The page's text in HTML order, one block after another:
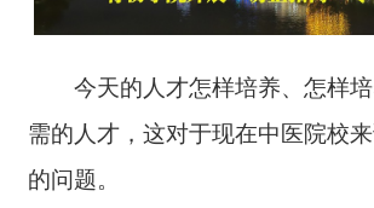
今天的人才怎样培养、怎样培
需的人才，这对于现在中医院校
的问题。